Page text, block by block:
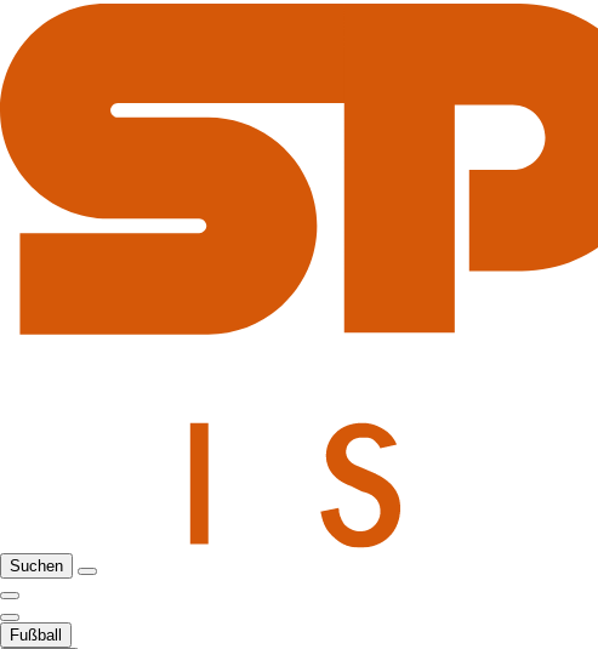
Suchen
Fußball